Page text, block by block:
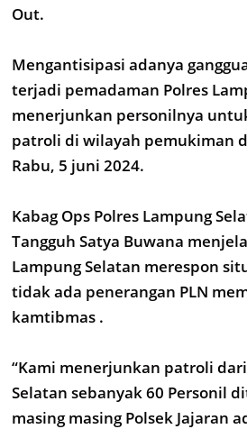
Out.
Mengantisipasi adanya
terjadi pemadaman Polres
menerjunkan personilnya
patroli di wilayah pemukiman
Rabu, 5 juni 2024.
Kabag Ops Polres Lampung
Tangguh Satya Buwana
Lampung Selatan merespon
tidak ada penerangan PLN
kamtibmas .
“Kami menerjunkan patroli
Selatan sebanyak 60 Personil
masing masing Polsek Jajaran